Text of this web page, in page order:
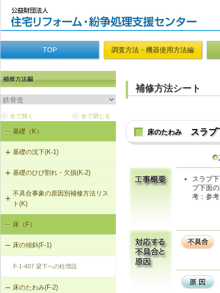
TOP 調査方法・機器使用方法編
基礎（K）
基礎の沈下(K-1)
K-1-401 基礎の撤去および新設
K-1-403 基礎天端レベル調整
K-1-702 耐圧版工法
基礎のひび割れ・欠損(K-2)
K-2-401 樹脂注入工法
K-2-402 充填工法
K-2-403 打直し工法
K-2-405 基礎梁表層面の打直し補修
不具合事象の原因別補修方法リス
ト(K)
基礎の沈下（K-1）
基礎のひび割れ・欠損（K-2）
床（F）
床の傾斜(F-1)
F-1-407 梁下への柱増設
床のたわみ(F-2)
補修方法シート
床のたわみ スラブ
スラブ
ブ下面
考：参